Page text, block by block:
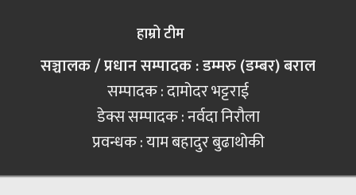
हाम्रो टीम
सञ्चालक / प्रधान सम्पादक : डम्मरु (डम्बर) बराल
सम्पादक : दामोदर भट्टराई
डेक्स सम्पादक : नर्वदा निरौला
प्रवन्धक : याम बहादुर बुढाथोकी